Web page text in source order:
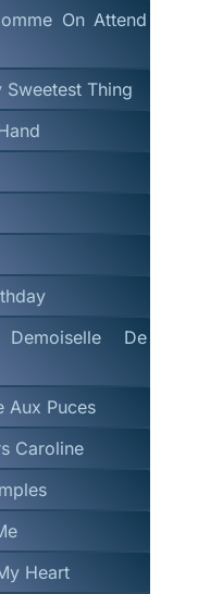
On Attend
Sweetest Thing
De
Aux Puces
Caroline
Heart